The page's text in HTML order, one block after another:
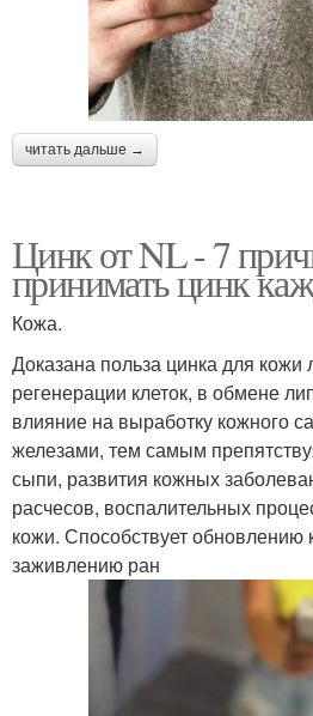
читать дальше →
Цинк от NL - 7
принимать цинк
Кожа.
Доказана польза цинка для кожи
регенерации клеток, в обмене
влияние на выработку кожного
железами, тем самым
сыпи, развития кожных
расчесов, воспалительных
кожи. Способствует обновлению
заживлению ран